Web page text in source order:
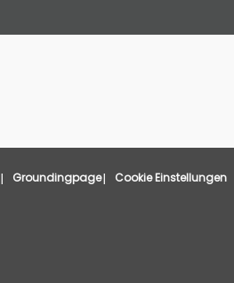
Groundingpage Cookie Einstellungen